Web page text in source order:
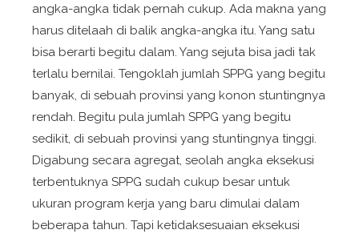
angka-angka tidak pernah cukup. Ada makna yang
harus ditelaah di balik angka-angka itu. Yang satu
bisa berarti begitu dalam. Yang sejuta bisa jadi tak
terlalu bernilai. Tengoklah jumlah SPPG yang begitu
banyak, di sebuah provinsi yang konon stuntingnya
rendah. Begitu pula jumlah SPPG yang begitu
sedikit, di sebuah provinsi yang stuntingnya tinggi.
Digabung secara agregat, seolah angka eksekusi
terbentuknya SPPG sudah cukup besar untuk
ukuran program kerja yang baru dimulai dalam
beberapa tahun. Tapi ketidaksesuaian eksekusi